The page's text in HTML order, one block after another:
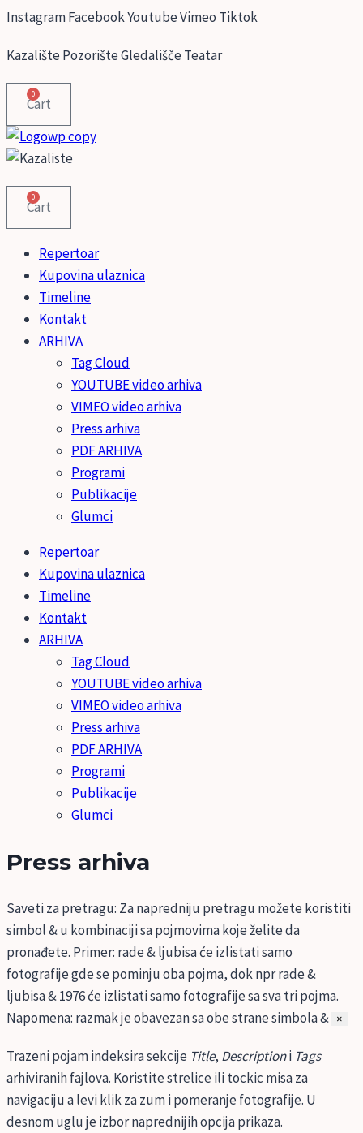
Skip
content
InstagramFacebookYoutubeVimeo Tiktok
Kazalište Pozorište Gledališče Teatar
0
Cart
0
Cart
Repertoar
Kupovina ulaznica
Timeline
Kontakt
ARHIVA
Tag Cloud
YOUTUBE video arhiva
VIMEO video arhiva
Press arhiva
PDF ARHIVA
Programi
Publikacije
Glumci
Repertoar
Kupovina ulaznica
Timeline
Kontakt
ARHIVA
Tag Cloud
YOUTUBE video arhiva
VIMEO video arhiva
Press arhiva
PDF ARHIVA
Programi
Publikacije
Glumci
Press arhiva
Saveti za pretragu: Za napredniju pretragu možete koristiti
simbol & u kombinaciji sa pojmovima koje želite da
pronađete. Primer: rade & ljubisa će izlistati samo
fotografije gde se pominju oba pojma, dok npr rade &
ljubisa & 1976 će izlistati samo fotografije sa sva tri pojma.
Napomena: razmak je obavezan sa obe strane simbola &
×
Trazeni pojam indeksira sekcije Title, Descriptioni Tags
arhiviranih fajlova. Koristite strelice ili tockic misa za
navigaciju a levi klik za zum i pomeranje fotografije. U
desnom uglu je izbor naprednijih opcija prikaza.